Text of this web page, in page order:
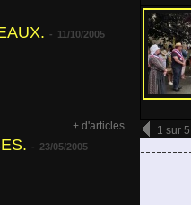
- 11/10/2005
+ d'articles...
- 23/05/2005
1 sur 5